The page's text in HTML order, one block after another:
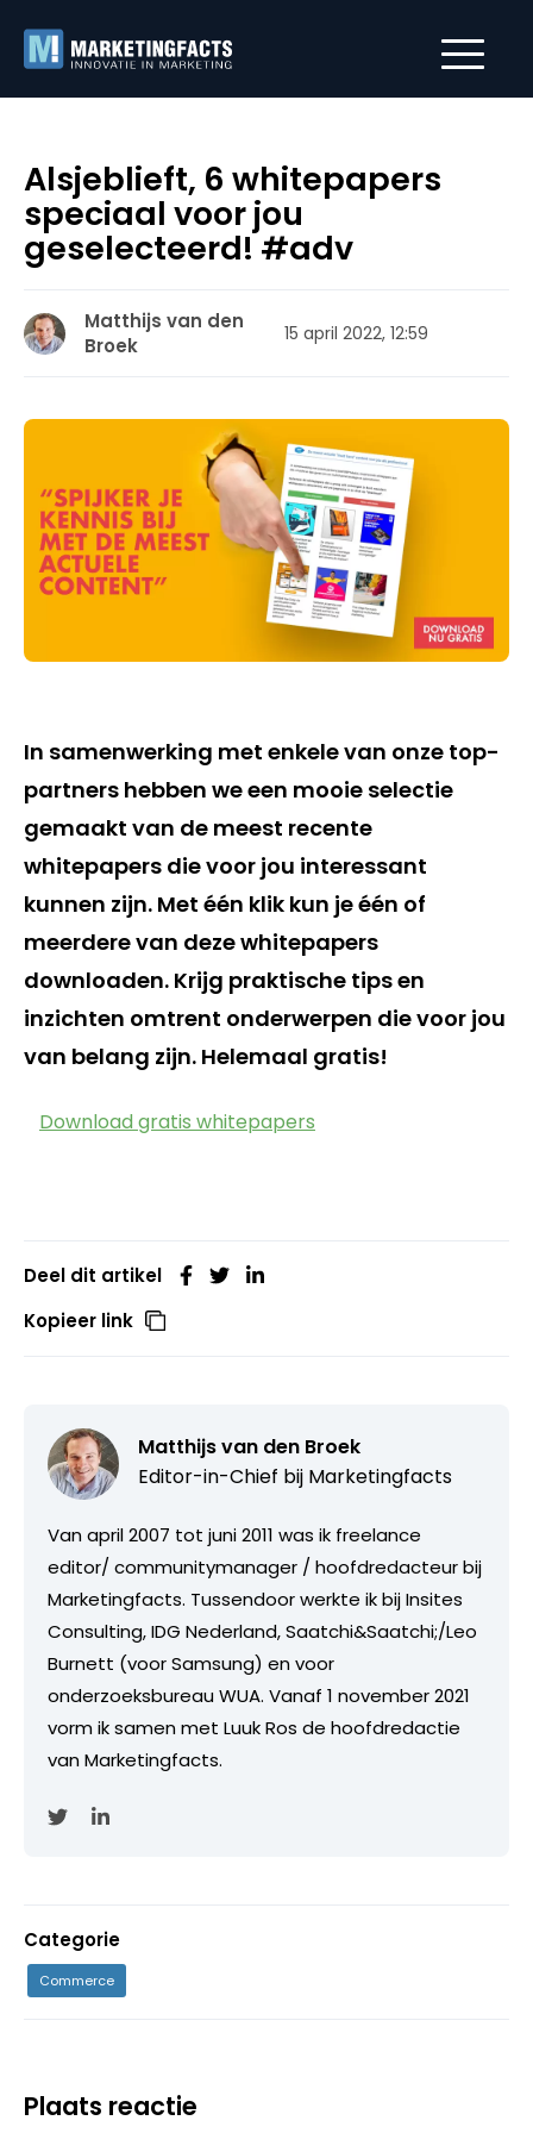
Alsjeblieft, 6 whitepapers
speciaal voor jou
geselecteerd! #adv
Matthijs van den
Broek
15 april 2022, 12:59
In samenwerking met enkele van onze top-
partners hebben we een mooie selectie
gemaakt van de meest recente
whitepapers die voor jou interessant
kunnen zijn. Met één klik kun je één of
meerdere van deze whitepapers
downloaden. Krijg praktische tips en
inzichten omtrent onderwerpen die voor jou
van belang zijn. Helemaal gratis!
Download gratis whitepapers
Deel dit artikel
Kopieer link
Matthijs van den Broek
Editor-in-Chief bij Marketingfacts
Van april 2007 tot juni 2011 was ik freelance
editor/ communitymanager / hoofdredacteur bij
Marketingfacts. Tussendoor werkte ik bij Insites
Consulting, IDG Nederland, Saatchi&Saatchi;/Leo
Burnett (voor Samsung) en voor
onderzoeksbureau WUA. Vanaf 1 november 2021
vorm ik samen met Luuk Ros de hoofdredactie
van Marketingfacts.
Categorie
Commerce
Plaats reactie